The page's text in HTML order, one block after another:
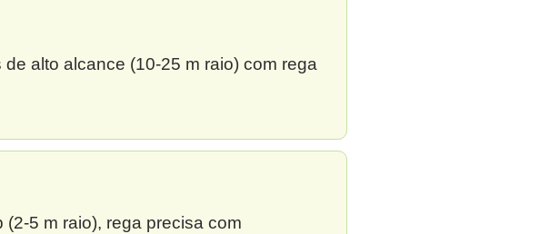
de alto alcance (10-25 m raio) com rega
(2-5 m raio), rega precisa com